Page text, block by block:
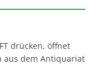
drücken, öffnet
aus dem Antiquariat